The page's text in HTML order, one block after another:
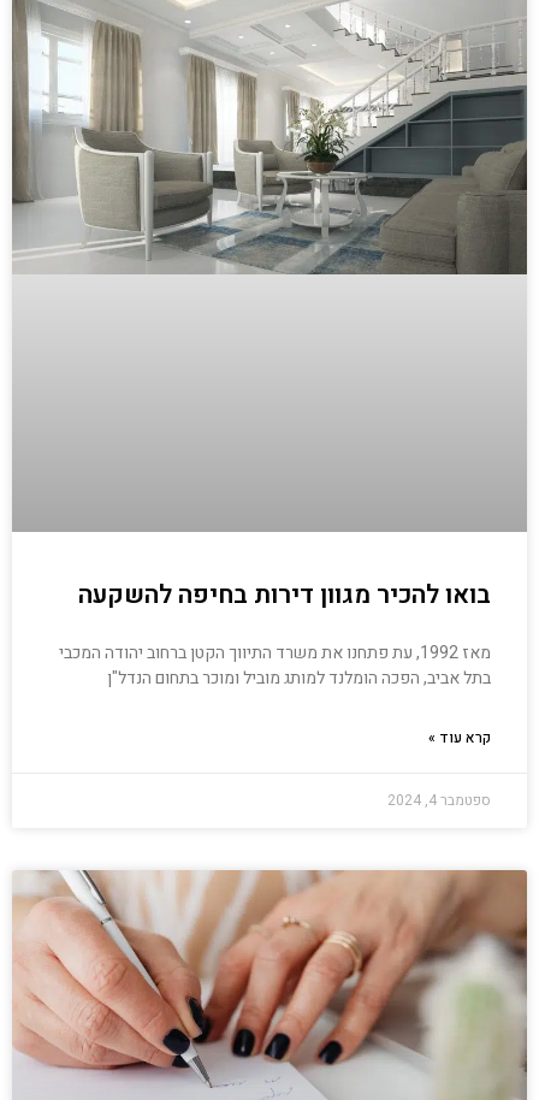
בואו להכיר מגוון דירות בחיפה להשקעה
מאז 1992, עת פתחנו את משרד התיווך הקטן ברחוב יהודה המכבי
בתל אביב, הפכה הומלנד למותג מוביל ומוכר בתחום הנדל"ן
קרא עוד »
ספטמבר 4, 2024